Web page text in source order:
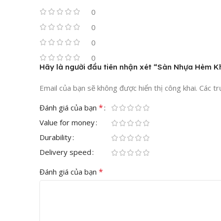
Ưu Điểm Nổi Bật Của Sàn
– Tông màu Dark Grey thời thượng:Sở hữu vân gỗ
– Độ dày 4mm chịu lực tốt: Với độ dày 4.0mm cứng
– Hèm khóa thông minh, không dùng keo:
tróc do độ ẩm.
– Chống nước & Chống mối mọt:
của sàn gỗ công nghiệp.
– Đi êm chân & Dễ vệ sinh:
0
0
0
0
Hãy là người đầu tiên nhận xét “Sàn Nhựa Hèm
Email của bạn sẽ không được hiển thị công khai. Các
Đánh giá của bạn *
Value for money
Durability
Delivery speed
Đánh giá của bạn *